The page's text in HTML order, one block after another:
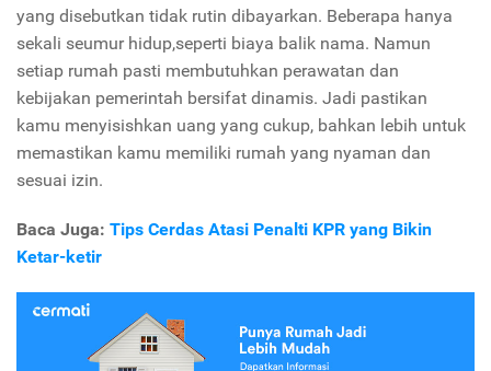
yang disebutkan tidak rutin dibayarkan. Beberapa hanya
sekali seumur hidup,seperti biaya balik nama. Namun
setiap rumah pasti membutuhkan perawatan dan
kebijakan pemerintah bersifat dinamis. Jadi pastikan
kamu menyisishkan uang yang cukup, bahkan lebih untuk
memastikan kamu memiliki rumah yang nyaman dan
sesuai izin.
Baca Juga: Tips Cerdas Atasi Penalti KPR yang Bikin
Ketar-ketir